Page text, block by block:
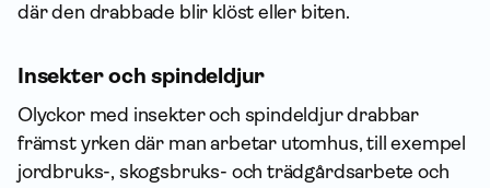
där den drabbade blir klöst eller biten.
Insekter och spindeldjur
Olyckor med insekter och spindeldjur drabbar
främst yrken där man arbetar utom­hus, till exempel
jordbruks-, skogsbruks- och trädgårds­arbete och